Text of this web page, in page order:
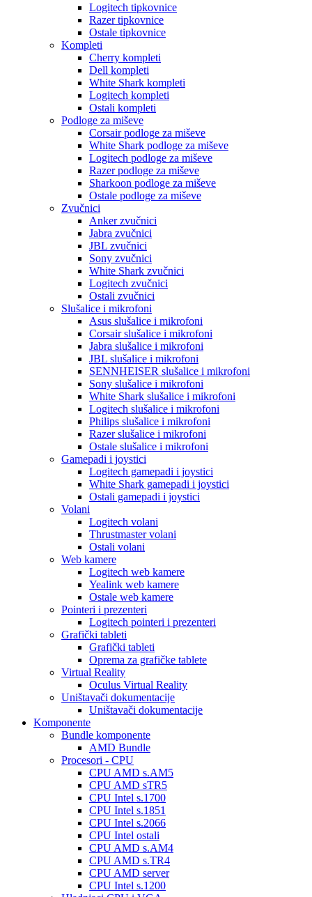
Logitech tipkovnice
Razer tipkovnice
Ostale tipkovnice
Kompleti
Cherry kompleti
Dell kompleti
White Shark kompleti
Logitech kompleti
Ostali kompleti
Podloge za miševe
Corsair podloge za miševe
White Shark podloge za miševe
Logitech podloge za miševe
Razer podloge za miševe
Sharkoon podloge za miševe
Ostale podloge za miševe
Zvučnici
Anker zvučnici
Jabra zvučnici
JBL zvučnici
Sony zvučnici
White Shark zvučnici
Logitech zvučnici
Ostali zvučnici
Slušalice i mikrofoni
Asus slušalice i mikrofoni
Corsair slušalice i mikrofoni
Jabra slušalice i mikrofoni
JBL slušalice i mikrofoni
SENNHEISER slušalice i mikrofoni
Sony slušalice i mikrofoni
White Shark slušalice i mikrofoni
Logitech slušalice i mikrofoni
Philips slušalice i mikrofoni
Razer slušalice i mikrofoni
Ostale slušalice i mikrofoni
Gamepadi i joystici
Logitech gamepadi i joystici
White Shark gamepadi i joystici
Ostali gamepadi i joystici
Volani
Logitech volani
Thrustmaster volani
Ostali volani
Web kamere
Logitech web kamere
Yealink web kamere
Ostale web kamere
Pointeri i prezenteri
Logitech pointeri i prezenteri
Grafički tableti
Grafički tableti
Oprema za grafičke tablete
Virtual Reality
Oculus Virtual Reality
Uništavači dokumentacije
Uništavači dokumentacije
Komponente
Bundle komponente
AMD Bundle
Procesori - CPU
CPU AMD s.AM5
CPU AMD sTR5
CPU Intel s.1700
CPU Intel s.1851
CPU Intel s.2066
CPU Intel ostali
CPU AMD s.AM4
CPU AMD s.TR4
CPU AMD server
CPU Intel s.1200